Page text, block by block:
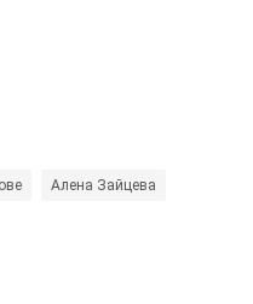
Алена Зайцева